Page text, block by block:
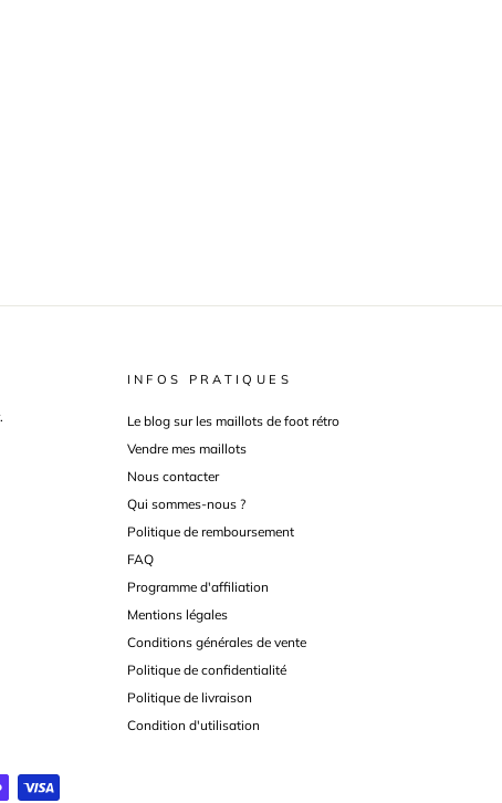
INFOS PRATIQUES
Le blog sur les maillots de foot rétro
Vendre mes maillots
Nous contacter
Qui sommes-nous ?
Politique de remboursement
FAQ
Programme d'affiliation
Mentions légales
Conditions générales de vente
Politique de confidentialité
Politique de livraison
Condition d'utilisation